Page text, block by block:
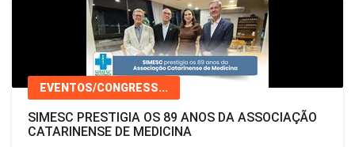
EVENTOS/CONGRESS...
SIMESC PRESTIGIA OS 89 ANOS DA ASSOCIAÇÃO
CATARINENSE DE MEDICINA